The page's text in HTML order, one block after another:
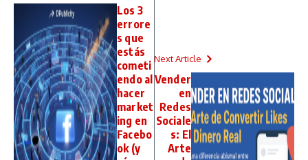
Los 3
errore
s que
estás
cometi
endo al
hacer
market
ing en
Facebo
ok (y
Next Article
Vender
en
Redes
Sociale
s: El
Arte